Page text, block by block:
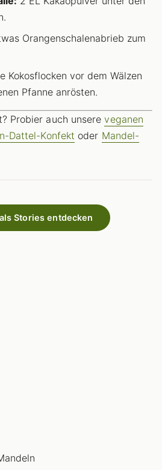
Orangenschalenabrieb zum
Kokosflocken vor dem Wälzen
Pfanne anrösten.
Probier auch unsereveganen
Dattel-Konfekt oder Mandel-
Stories entdecken